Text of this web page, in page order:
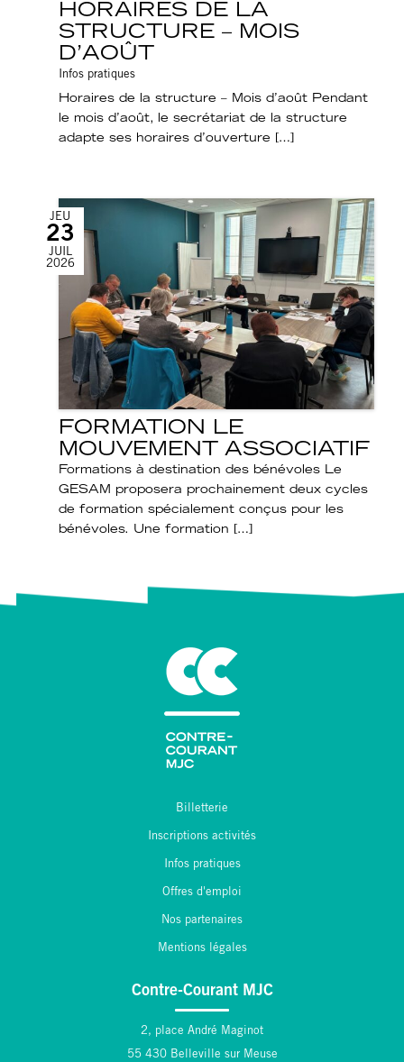
HORAIRES DE LA
STRUCTURE – MOIS
D’AOÛT
Infos pratiques
Horaires de la structure – Mois d’août Pendant
le mois d’août, le secrétariat de la structure
adapte ses horaires d’ouverture […]
FORMATION LE
MOUVEMENT ASSOCIATIF
Formations à destination des bénévoles Le
GESAM proposera prochainement deux cycles
de formation spécialement conçus pour les
bénévoles. Une formation […]
JEU
23
JUIL
2026
Contre-Courant MJC
2, place André Maginot
55 430 Belleville sur Meuse
Billetterie
Inscriptions activités
Infos pratiques
Offres d'emploi
Nos partenaires
Mentions légales